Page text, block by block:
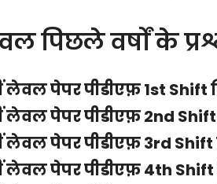
पिछले वर्षों के
लेवल पेपर पीडीएफ़ 1st Shift
लेवल पेपर पीडीएफ़ 2nd
लेवल पेपर पीडीएफ़ 3rd
लेवल पेपर पीडीएफ़ 4th